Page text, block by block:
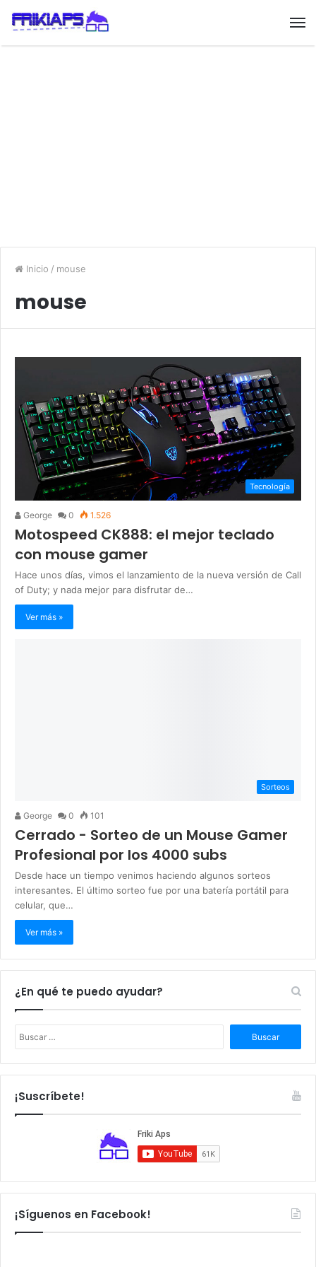
Inicio / mouse
mouse
Tecnología
George 0 1.526
Motospeed CK888: el mejor teclado
con mouse gamer
Hace unos días, vimos el lanzamiento de la nueva versión de Call
of Duty; y nada mejor para disfrutar de…
Ver más »
Sorteos
George 0 101
Cerrado - Sorteo de un Mouse Gamer
Profesional por los 4000 subs
Desde hace un tiempo venimos haciendo algunos sorteos
interesantes. El último sorteo fue por una batería portátil para
celular, que…
Ver más »
¿En qué te puedo ayudar?
s
c
¡Suscríbete!
¡Síguenos en Facebook!